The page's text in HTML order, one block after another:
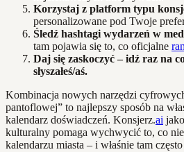
Korzystaj z platform typu
personalizowane pod Twoje
Śledź hashtagi wydarzeń w
tam pojawia się to, co oficjalne
Daj się zaskoczyć – idź raz na
słyszałeś/aś.
Kombinacja nowych narzędzi
pantoflowej” to najlepszy sposób na
kalendarz doświadczeń. Konsjerz.ai
kulturalny pomaga wychwycić to, co
kalendarzu miasta – i właśnie tam